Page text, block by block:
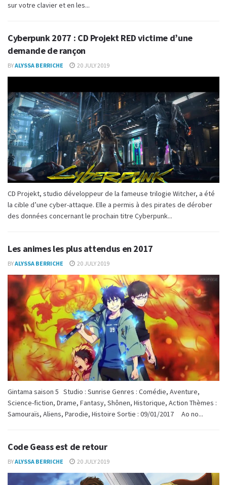
sur votre clavier et en les...
Cyberpunk 2077 : CD Projekt RED victime d’une
demande de rançon
BYALYSSA BERRICHE 20 JULY 2019
CD Projekt, studio développeur de la fameuse trilogie Witcher, a été
la cible d’une cyber-attaque. Elle a permis à des pirates de dérober
des données concernant le prochain titre Cyberpunk...
Les animes les plus attendus en 2017
BYALYSSA BERRICHE 20 JULY 2019
Gintama saison 5 Studio : Sunrise Genres : Comédie, Aventure,
Science-fiction, Drame, Fantasy, Shônen, Historique, Action Thèmes :
Samouraïs, Aliens, Parodie, Histoire Sortie : 09/01/2017 Ao no...
Code Geass est de retour
BYALYSSA BERRICHE 20 JULY 2019